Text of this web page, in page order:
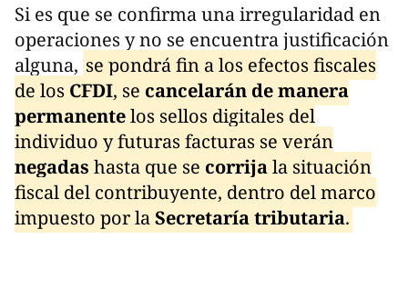
Si es que se confirma una irregularidad en
operaciones y no se encuentra justificación
alguna, se pondrá fin a los efectos fiscales
de los CFDI, se cancelarán de manera
permanentelos sellos digitales del
individuo y futuras facturas se verán
negadas hasta que se corrijala situación
fiscal del contribuyente, dentro del marco
impuesto por laSecretaría tributaria.